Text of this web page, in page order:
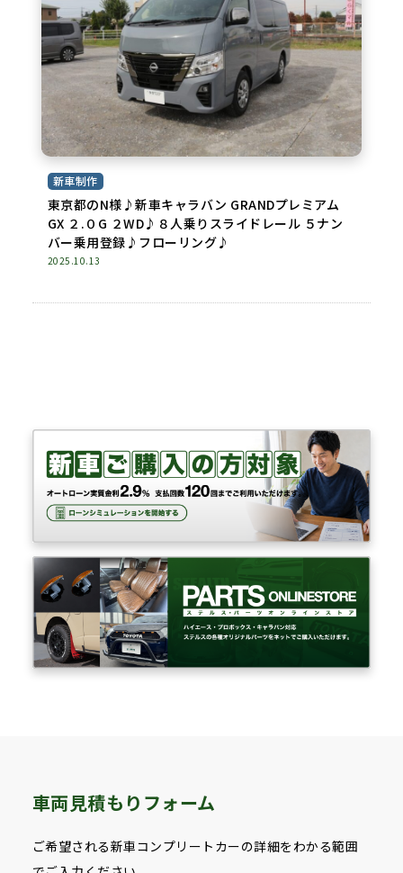
新車制作
東京都のN様♪新車キャラバン GRANDプレミアム
GX ２.０G ２WD♪８人乗りスライドレール ５ナン
バー乗用登録♪フローリング♪
2025.10.13
車両見積もりフォーム
ご希望される新車コンプリートカーの詳細をわかる範囲